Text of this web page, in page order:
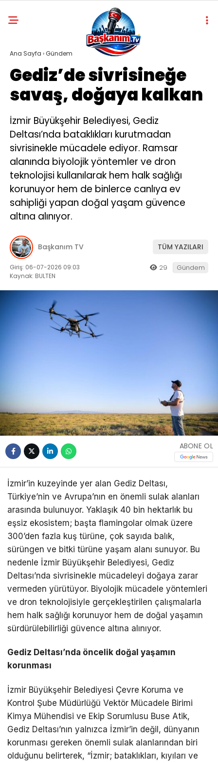
Ana Sayfa ›Gündem
Gediz’de sivrisineğe
savaş, doğaya kalkan
İzmir Büyükşehir Belediyesi, Gediz
Deltası’nda bataklıkları kurutmadan
sivrisinekle mücadele ediyor. Ramsar
alanında biyolojik yöntemler ve dron
teknolojisi kullanılarak hem halk sağlığı
korunuyor hem de binlerce canlıya ev
sahipliği yapan doğal yaşam güvence
altına alınıyor.
Başkanım TV TÜM YAZILARI
Giriş: 06-07-2026 09:03
Kaynak: BULTEN
29 Gündem
ABONE OL
İzmir’in kuzeyinde yer alan Gediz Deltası,
Türkiye’nin ve Avrupa’nın en önemli sulak alanları
arasında bulunuyor. Yaklaşık 40 bin hektarlık bu
eşsiz ekosistem; başta flamingolar olmak üzere
300’den fazla kuş türüne, çok sayıda balık,
sürüngen ve bitki türüne yaşam alanı sunuyor. Bu
nedenle İzmir Büyükşehir Belediyesi, Gediz
Deltası’nda sivrisinekle mücadeleyi doğaya zarar
vermeden yürütüyor. Biyolojik mücadele yöntemleri
ve dron teknolojisiyle gerçekleştirilen çalışmalarla
hem halk sağlığı korunuyor hem de doğal yaşamın
sürdürülebilirliği güvence altına alınıyor.
Gediz Deltası’nda öncelik doğal yaşamın
korunması
İzmir Büyükşehir Belediyesi Çevre Koruma ve
Kontrol Şube Müdürlüğü Vektör Mücadele Birimi
Kimya Mühendisi ve Ekip Sorumlusu Buse Atik,
Gediz Deltası’nın yalnızca İzmir’in değil, dünyanın
korunması gereken önemli sulak alanlarından biri
olduğunu belirterek, “İzmir; bataklıkları, kıyıları ve